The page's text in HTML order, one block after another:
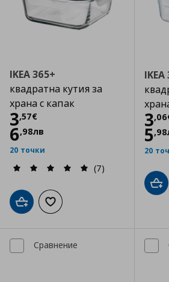
IKEA 365+
квадратна кутия за
храна с капак
3,57€
Цена
6,98лв
20 точки
(7)
Добави в кошницата
Добави към списъка с любими
IKEA
3,06
5,98
20
Сравнение